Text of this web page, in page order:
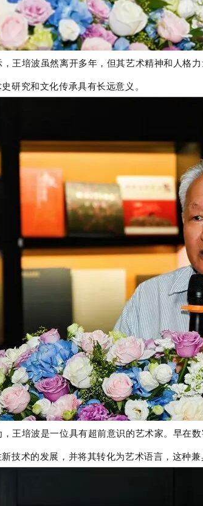
王培波虽然离开多年，但其艺术精神和人格
研究和文化传承具有长远意义。
王培波是一位具有超前意识的艺术家。早在
技术的发展，并将其转化为艺术语言，这种